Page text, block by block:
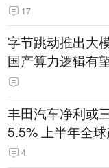
17
字节跳动推出大
国产算力逻辑有
丰田汽车净利或
5.5% 上半年全
14.3万辆
4